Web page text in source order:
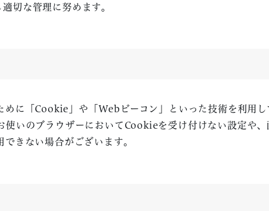
切な管理に努めます。
に「Cookie」や「Webビーコン」といった技術を利用
いのブラウザーにおいてCookieを受け付けない設定や
きない場合がございます。